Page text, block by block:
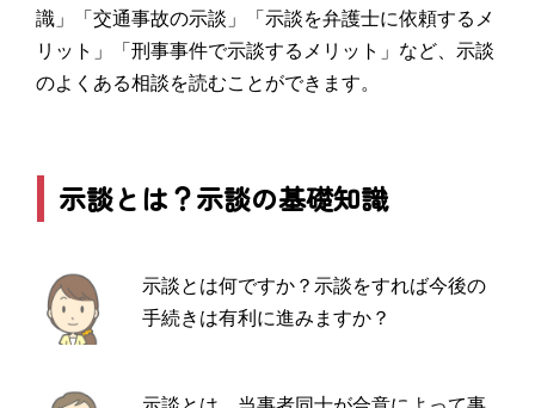
識」「交通事故の示談」「示談を弁護士に依頼するメ
リット」「刑事事件で示談するメリット」など、示談
のよくある相談を読むことができます。
示談とは？示談の基礎知識
示談とは何ですか？示談をすれば今後の
手続きは有利に進みますか？